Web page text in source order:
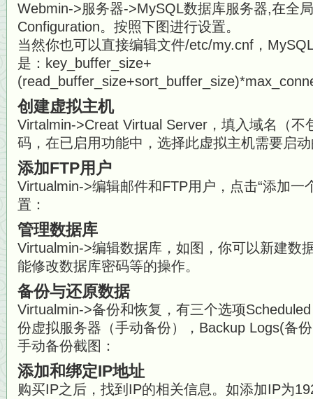
Webmin->服务器->MySQL数据库服务器,在全
Configuration。按照下图进行设置。
当然你也可以直接编辑文件/etc/my.cnf，
是：key_buffer_size+
创建虚拟主机
Virtalmin->Creat Virtual Server，填入域名（不
码，在已启用功能中，选择此虚拟主机需要启
添加FTP用户
Virtualmin->编辑邮件和FTP用户，点击“添加一
置：
管理数据库
Virtualmin->编辑数据库，如图，你可以新建数
能修改数据库密码等的操作。
备份与还原数据
Virtualmin->备份和恢复，有三个选项
份虚拟服务器（手动备份），Backup Logs(备
手动备份截图：
添加和绑定IP地址
购买IP之后，找到IP的相关信息。如添加IP为